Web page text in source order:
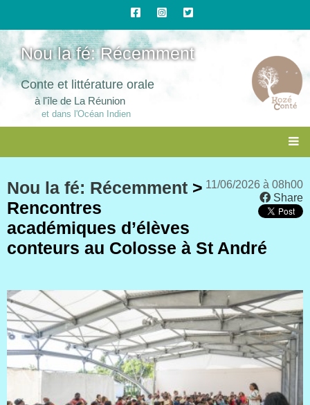
Nou la fé: Récemment
Conte et littérature orale
à l'île de La Réunion
et dans l'Océan Indien
11/06/2026 à 08h00
Share
Nou la fé: Récemment >
Rencontres
académiques d’élèves
conteurs au Colosse à St André